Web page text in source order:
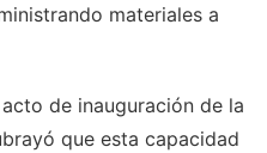
materiales a
de inauguración de la
que esta capacidad